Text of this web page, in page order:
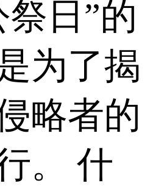
日”的
为了揭
略者的
。 什